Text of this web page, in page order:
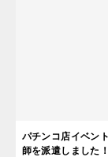
パチンコ店イベン
師を派遣しました